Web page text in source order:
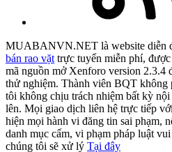
MUABANVN.NET là website diễn
bán rao vặttrực tuyến miễn phí, được
mã nguồn mở Xenforo version 2.3.4
thử nghiệm. Thành viên BQT không
tôi không chịu trách nhiệm bất kỳ
lên. Mọi giao dịch liên hệ trực tiếp
hiện mọi hành vi đăng tin sai phạm,
danh mục cấm, vi phạm pháp luật
chúng tôi sẽ xử lý Tại đây